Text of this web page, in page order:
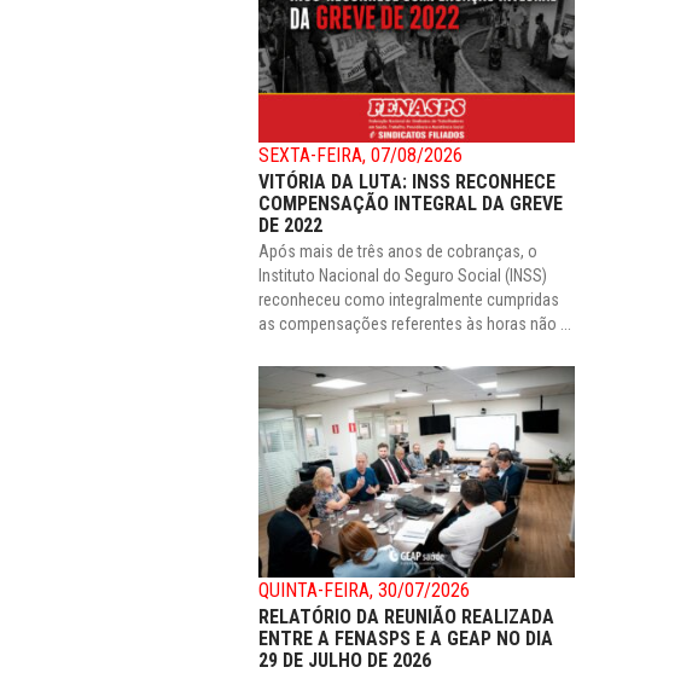
SEXTA-FEIRA, 07/08/2026
VITÓRIA DA LUTA: INSS RECONHECE
COMPENSAÇÃO INTEGRAL DA GREVE
DE 2022
Após mais de três anos de cobranças, o
Instituto Nacional do Seguro Social (INSS)
reconheceu como integralmente cumpridas
as compensações referentes às horas não ...
QUINTA-FEIRA, 30/07/2026
RELATÓRIO DA REUNIÃO REALIZADA
ENTRE A FENASPS E A GEAP NO DIA
29 DE JULHO DE 2026